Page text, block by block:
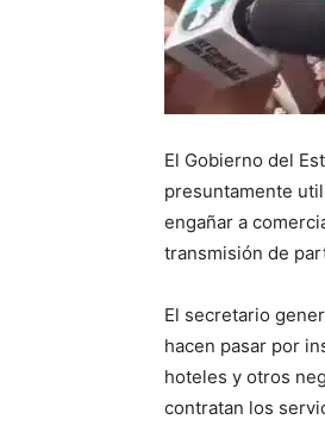
El Gobierno del
presuntamente
engañar a
transmisión de
El secretario
hacen pasar por
hoteles y otros
contratan los